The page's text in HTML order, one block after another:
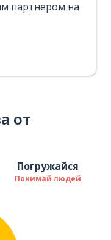
партнером на
от
Погружайся
Понимай людей